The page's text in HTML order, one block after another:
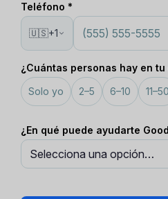
Teléfono *
🇺🇸+1
¿Cuántas personas hay en tu
Solo yo
2–5 6–10 11–50
¿En qué puede ayudarte